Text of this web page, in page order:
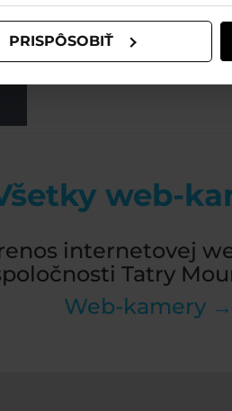
PRISPÔSOBIŤ
web-
internetovej
Tatry
Web-kamery →